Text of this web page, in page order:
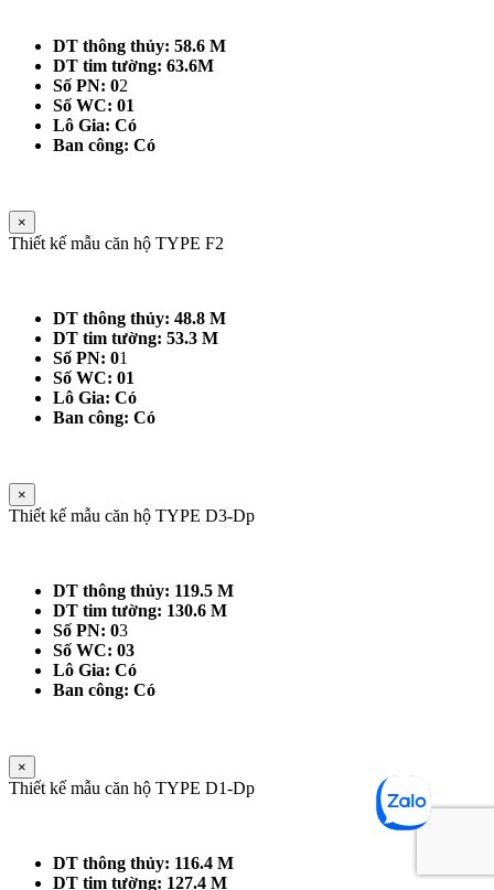
DT thông thủy: 58.6 M
DT tim tường: 63.6M
Số PN: 02
Số WC: 01
Lô Gia: Có
Ban công: Có
×
Thiết kế mẫu căn hộ TYPE F2
DT thông thủy: 48.8 M
DT tim tường: 53.3 M
Số PN: 01
Số WC: 01
Lô Gia: Có
Ban công: Có
×
Thiết kế mẫu căn hộ TYPE D3-Dp
DT thông thủy: 119.5 M
DT tim tường: 130.6 M
Số PN: 03
Số WC: 03
Lô Gia: Có
Ban công: Có
×
Thiết kế mẫu căn hộ TYPE D1-Dp
DT thông thủy: 116.4 M
DT tim tường: 127.4 M